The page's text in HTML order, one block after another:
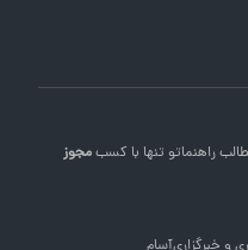
راهنماتو تنها با کسبمجوز